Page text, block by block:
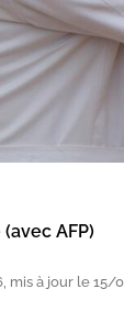
AFP)
mis à jour le 15/